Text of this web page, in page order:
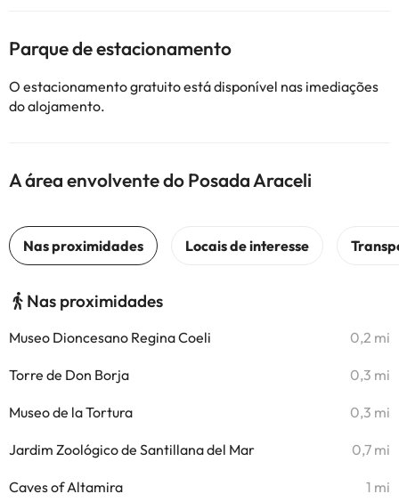
Parque de estacionamento
O estacionamento gratuito está disponível nas imediações
do alojamento.
A área envolvente do Posada Araceli
Nas proximidades
Museo Dioncesano Regina Coeli 0,2 mi
Torre de Don Borja 0,3 mi
Museo de la Tortura 0,3 mi
Jardim Zoológico de Santillana del Mar 0,7 mi
Caves of Altamira 1 mi